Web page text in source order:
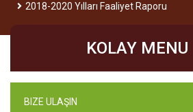
2018-2020 Yılları Faaliyet Raporu
KOLAY MENU
BIZE ULAŞIN